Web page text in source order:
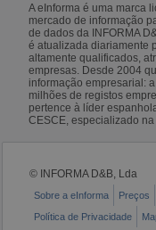
A eInforma é uma marca
mercado de informação
de dados da INFORMA
é atualizada diariamente
altamente qualificados,
empresas. Desde 2004
informação empresarial:
milhões de registos
pertence à líder
CESCE, especializado
© INFORMA D&B, Lda
Sobre a eInforma Preços
Política de Privacidade